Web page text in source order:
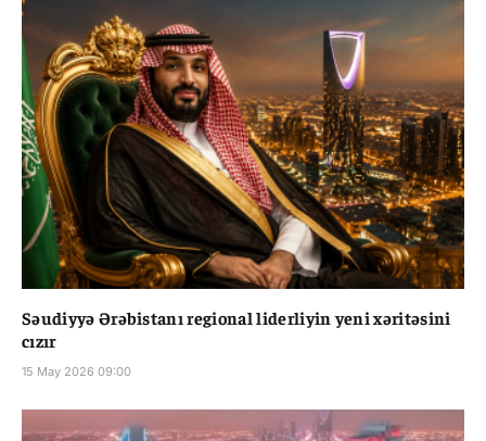
Səudiyyə Ərəbistanı regional liderliyin yeni xəritəsini
cızır
15 May 2026 09:00